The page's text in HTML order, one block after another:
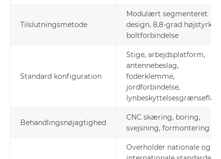
Tilslutningsmetode
Modulært segmenteret
design, 8,8-grad højstyrke
boltforbindelse
Standard konfiguration
Stige, arbejdsplatform,
antennebeslag,
foderklemme,
jordforbindelse,
Behandlingsnøjagtighed
CNC skæring, boring,
svejsning, formontering
Overholder nationale og